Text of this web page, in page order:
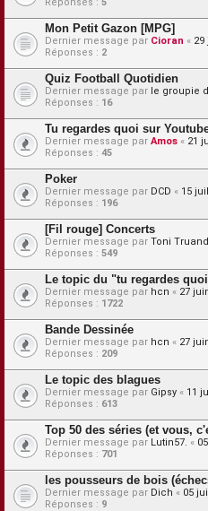
Mon Petit Gazon [MPG]
Dernier message par Cioran « 29
Réponses : 2
Quiz Football Quotidien
Dernier message par le groupie
Réponses : 16
Tu regardes quoi sur
Dernier message par Amos « 21
Réponses : 45
Poker
Dernier message par DCD « 15
Réponses : 196
[Fil rouge] Concerts
Dernier message par Toni Truand
Réponses : 549
Le topic du "tu regardes
Dernier message par hcn « 27
Réponses : 1722
Bande Dessinée
Dernier message par hcn « 27
Réponses : 209
Le topic des blagues
Dernier message par Gipsy « 11
Réponses : 613
Top 50 des séries (et vous,
Dernier message par Lutin57. «
Réponses : 701
les pousseurs de bois
Dernier message par Dich « 05
Réponses : 9